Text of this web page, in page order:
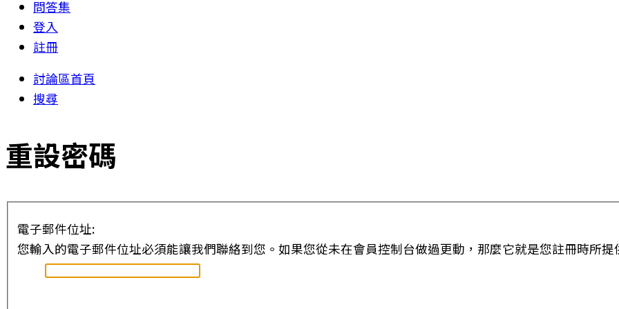
問答集
登入
註冊
討論區首頁
搜尋
重設密碼
電子郵件位址:
您輸入的電子郵件位址必須能讓我們聯絡到您。如果您從未在會員控制台做過更動，那麼它就是您註冊時所提